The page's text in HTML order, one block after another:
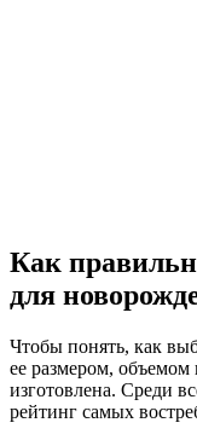
Как
для
Чтобы понять, как
ее размером, объемом
изготовлена. Среди
рейтинг самых